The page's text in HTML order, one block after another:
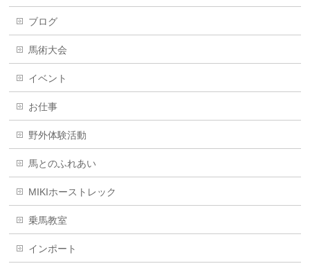
ブログ
馬術大会
イベント
お仕事
野外体験活動
馬とのふれあい
MIKIホーストレック
乗馬教室
インポート